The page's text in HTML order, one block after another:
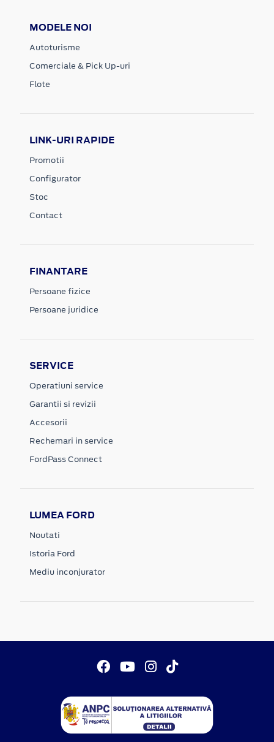
MODELE NOI
Autoturisme
Comerciale & Pick Up-uri
Flote
LINK-URI RAPIDE
Promotii
Configurator
Stoc
Contact
FINANTARE
Persoane fizice
Persoane juridice
SERVICE
Operatiuni service
Garantii si revizii
Accesorii
Rechemari in service
FordPass Connect
LUMEA FORD
Noutati
Istoria Ford
Mediu inconjurator